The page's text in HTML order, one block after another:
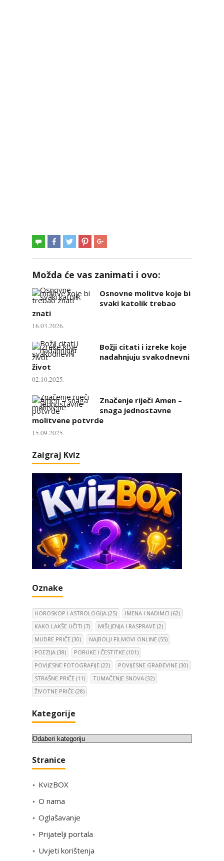
Možda će vas zanimati i ovo:
Osnovne molitve koje bi
svaki katolik trebao
znati
16.03.2026.
Božji citati i izreke koje
nadahnjuju svakodnevni
život
02.10.2025.
Značenje riječi Amen –
snaga jednostavne
molitvene potvrde
15.09.2025.
Zaigraj Kviz
Oznake
HOROSKOP I ASTROLOGIJA (25) IMENA I NADIMCI (62)
KAKO LAKŠE UČITI (7) MIŠLJENJA I RASPRAVE (2)
MUDRE PRIČE (30) NAJBOLJI FILMOVI ONLINE (55)
POEZIJA (38) PORUKE I ČESTITKE (101)
POVIJESNE FOTOGRAFIJE (22) POVIJESNE GRAĐEVINE (30)
STRAŠNE PRIČE (11) TUMAČENJE SNOVA (32)
ŽIVOTNE PRIČE (28)
Kategorije
K
t
g
i
j
Stranice
KvizBOX
O nama
Oglašavanje
Prijatelji portala
Uvjeti korištenja